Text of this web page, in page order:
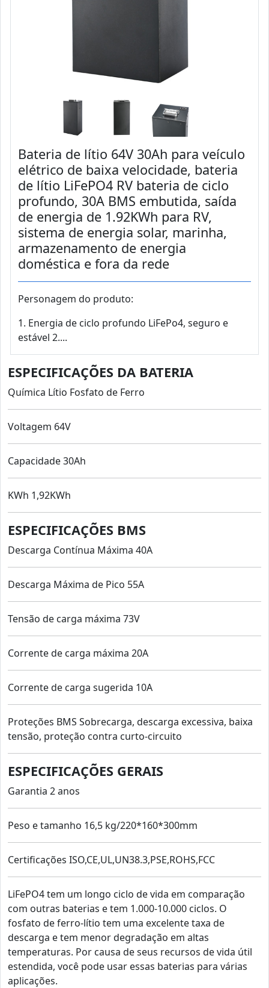
Bateria de lítio 64V 30Ah para veículo
elétrico de baixa velocidade, bateria
de lítio LiFePO4 RV bateria de ciclo
profundo, 30A BMS embutida, saída
de energia de 1.92KWh para RV,
sistema de energia solar, marinha,
armazenamento de energia
doméstica e fora da rede
Personagem do produto:
1. Energia de ciclo profundo LiFePo4, seguro e
estável 2....
ESPECIFICAÇÕES DA BATERIA
Química Lítio Fosfato de Ferro
Voltagem 64V
Capacidade 30Ah
KWh 1,92KWh
ESPECIFICAÇÕES BMS
Descarga Contínua Máxima 40A
Descarga Máxima de Pico 55A
Tensão de carga máxima 73V
Corrente de carga máxima 20A
Corrente de carga sugerida 10A
Proteções BMS Sobrecarga, descarga excessiva, baixa
tensão, proteção contra curto-circuito
ESPECIFICAÇÕES GERAIS
Garantia 2 anos
Peso e tamanho 16,5 kg/220*160*300mm
Certificações ISO,CE,UL,UN38.3,PSE,ROHS,FCC
LiFePO4 tem um longo ciclo de vida em comparação
com outras baterias e tem 1.000-10.000 ciclos. O
fosfato de ferro-lítio tem uma excelente taxa de
descarga e tem menor degradação em altas
temperaturas. Por causa de seus recursos de vida útil
estendida, você pode usar essas baterias para várias
aplicações.